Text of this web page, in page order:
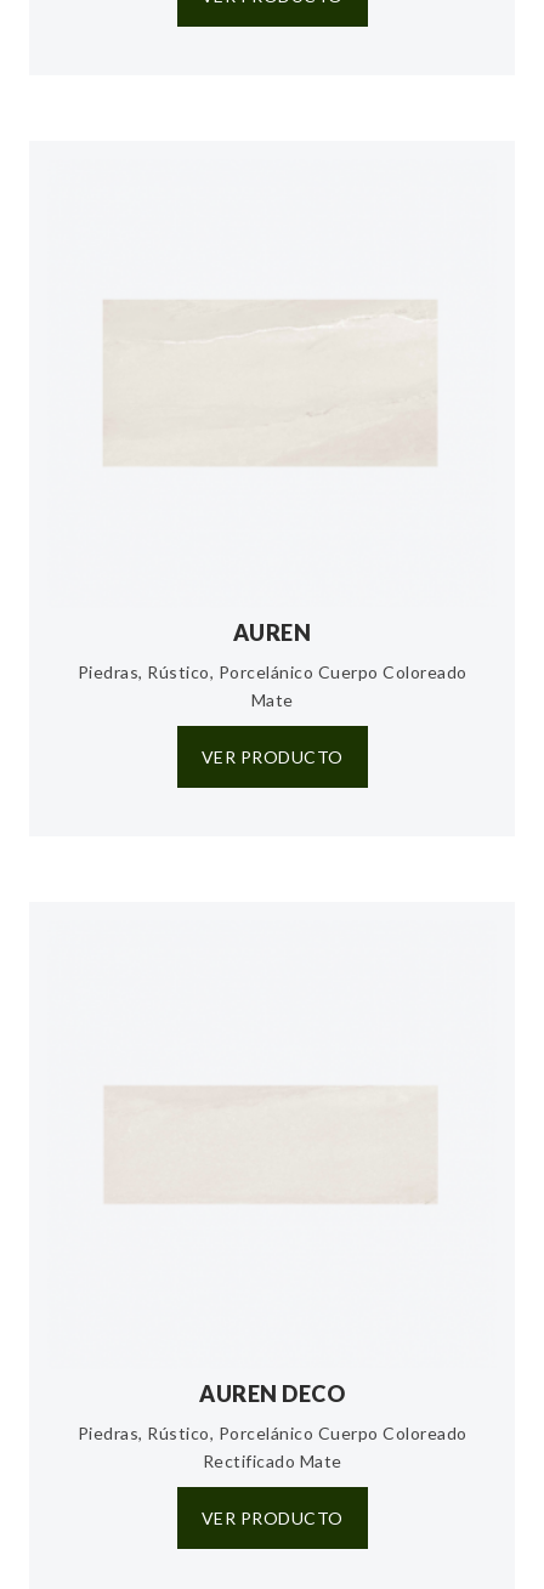
AUREN
Piedras, Rústico, Porcelánico Cuerpo Coloreado
Mate
VER PRODUCTO
AUREN DECO
Piedras, Rústico, Porcelánico Cuerpo Coloreado
Rectificado Mate
VER PRODUCTO